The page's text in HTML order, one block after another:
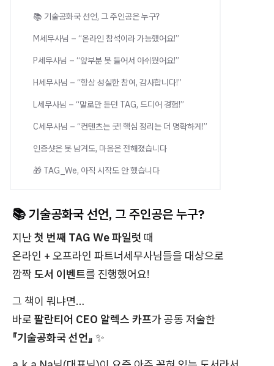
📚 기술공화국 선언, 그 주인공은 누구?
M세무사님 – “온라인 참석이라 가능했어요!”
P세무사님 – “앞부분 못 들어서 아쉬웠어요!”
H세무사님 – “항상 성실한 참여, 감사합니다!”
L세무사님 – “말로만 듣던 TAG, 드디어 경험!”
C세무사님 – “컨텐츠는 굿! 핵심 정리는 더 명확하게!”
인증샷은 못 남겨도, 마음은 전해졌습니다
🎁 TAG_We, 아직 시작도 안 했습니다
📚 기술공화국 선언, 그 주인공은 누구?
지난첫 번째 TAG We 파일럿 때
온라인 + 오프라인 파트너세무사님들을 대상으로
깜짝 도서 이벤트를 진행했어요!
그 책이 뭐냐면…
바로 팔란티어 CEO 알렉스 카프가 공동 저술한
『기술공화국 선언』 ✨